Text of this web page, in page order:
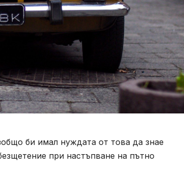
би имал нуждата от това да знае
при настъпване на пътно